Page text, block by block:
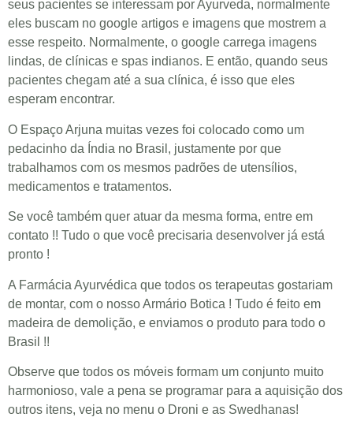
seus pacientes se interessam por Ayurveda, normalmente
eles buscam no google artigos e imagens que mostrem a
esse respeito. Normalmente, o google carrega imagens
lindas, de clínicas e spas indianos. E então, quando seus
pacientes chegam até a sua clínica, é isso que eles
esperam encontrar.
O Espaço Arjuna muitas vezes foi colocado como um
pedacinho da Índia no Brasil, justamente por que
trabalhamos com os mesmos padrões de utensílios,
medicamentos e tratamentos.
Se você também quer atuar da mesma forma, entre em
contato !! Tudo o que você precisaria desenvolver já está
pronto !
A Farmácia Ayurvédica que todos os terapeutas gostariam
de montar, com o nosso Armário Botica ! Tudo é feito em
madeira de demolição, e enviamos o produto para todo o
Brasil !!
Observe que todos os móveis formam um conjunto muito
harmonioso, vale a pena se programar para a aquisição dos
outros itens, veja no menu o Droni e as Swedhanas!